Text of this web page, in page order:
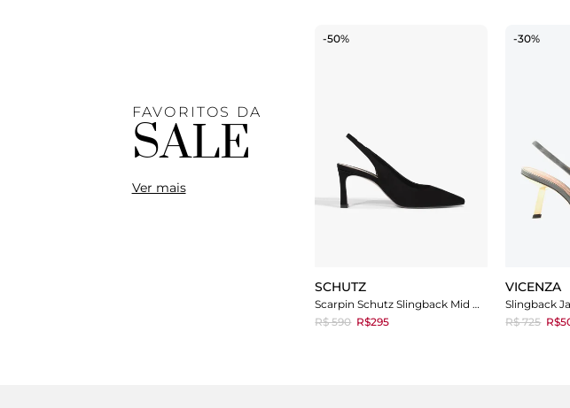
FAVORITOS DA
SALE
Ver mais
-50%
SCHUTZ
Scarpin Schutz Slingback Mid Heel Black
R$ 590 R$295
-30%
VICENZA
Slingback
R$ 725